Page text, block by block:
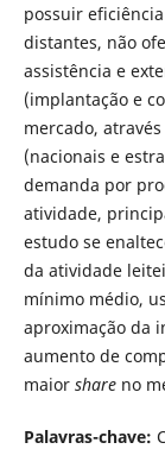
possuir
distantes, não
assistência e
(implantação e
mercado,
(nacionais e
demanda por
atividade,
estudo se
da atividade
mínimo médio,
aproximação da
aumento de
maior shareno
Palavras-chave: